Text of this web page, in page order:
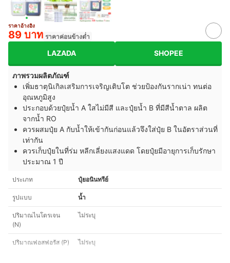
ราคาอ้างอิง
89 บาท ราคาค่อนข้างต่ำ
LAZADA SHOPEE
ภาพรวมผลิตภัณฑ์
เพิ่มธาตุนิเกิลเสริมการเจริญเติบโต ช่วยป้องกันรากเน่า ทนต่อ
อุณหภูมิสูง
ประกอบด้วยปุ๋ยน้ำ A ใสไม่มีสี และปุ๋ยน้ำ B ที่มีสีน้ำตาล ผลิต
จากน้ำ RO
ควรผสมปุ๋ย A กับน้ำให้เข้ากันก่อนแล้วจึงใส่ปุ๋ย B ในอัตราส่วนที่
เท่ากัน
ควรเก็บปุ๋ยในที่ร่ม หลีกเลี่ยงแสงแดด โดยปุ๋ยมีอายุการเก็บรักษา
ประมาณ 1 ปี
ประเภท ปุ๋ยอนินทรีย์
รูปแบบ น้ำ
ปริมาณไนโตรเจน
(N)
ไม่ระบุ
ปริมาณฟอสฟอรัส (P) ไม่ระบุ